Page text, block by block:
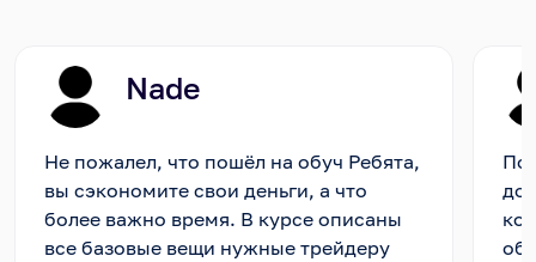
Nade
Не пожалел, что пошёл на обуч Ребята,
вы сэкономите свои деньги, а что
более важно время. В курсе описаны
все базовые вещи нужные трейдеру
По